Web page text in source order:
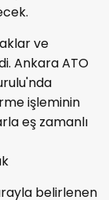
ve
Ankara ATO
işleminin
eş zamanlı
belirlenen